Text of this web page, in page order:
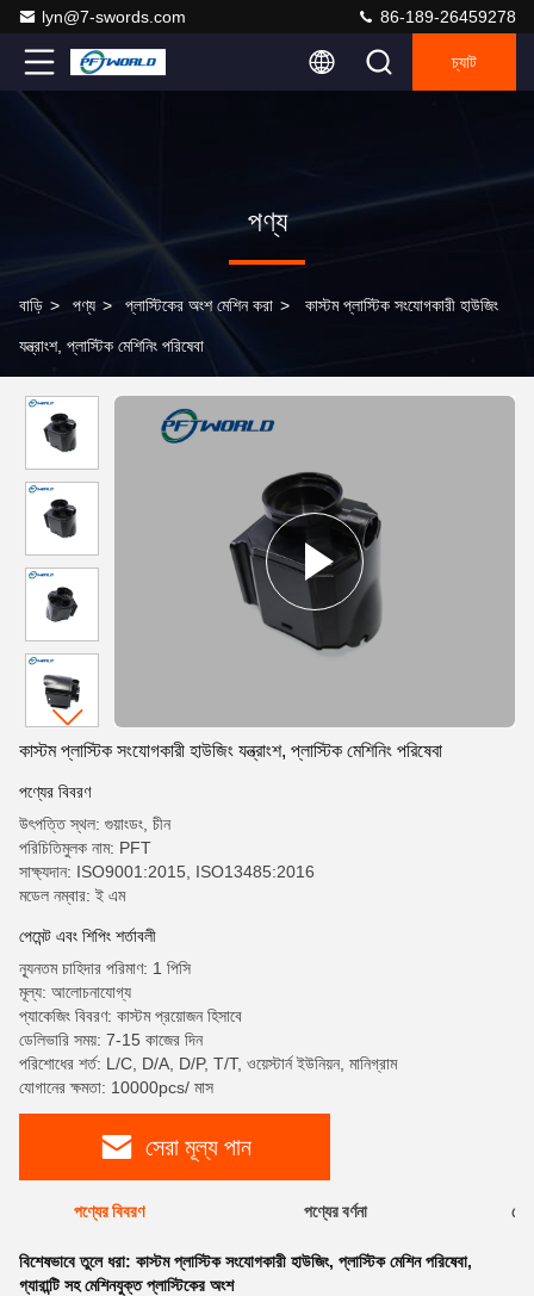
lyn@7-swords.com 86-189-26459278
চ্যাট
পণ্য
বাড়ি > পণ্য > প্লাস্টিকের অংশ মেশিন করা > কাস্টম প্লাস্টিক সংযোগকারী হাউজিং
যন্ত্রাংশ, প্লাস্টিক মেশিনিং পরিষেবা
কাস্টম প্লাস্টিক সংযোগকারী হাউজিং যন্ত্রাংশ, প্লাস্টিক মেশিনিং পরিষেবা
পণ্যের বিবরণ
উৎপত্তি স্থল: গুয়াংডং, চীন
পরিচিতিমুলক নাম: PFT
সাক্ষ্যদান: ISO9001:2015, ISO13485:2016
মডেল নম্বার: ই এম
পেমেন্ট এবং শিপিং শর্তাবলী
ন্যূনতম চাহিদার পরিমাণ: 1 পিসি
মূল্য: আলোচনাযোগ্য
প্যাকেজিং বিবরণ: কাস্টম প্রয়োজন হিসাবে
ডেলিভারি সময়: 7-15 কাজের দিন
পরিশোধের শর্ত: L/C, D/A, D/P, T/T, ওয়েস্টার্ন ইউনিয়ন, মানিগ্রাম
যোগানের ক্ষমতা: 10000pcs/ মাস
সেরা মূল্য পান
পণ্যের বিবরণ পণ্যের বর্ণনা
বিশেষভাবে তুলে ধরা: কাস্টম প্লাস্টিক সংযোগকারী হাউজিং, প্লাস্টিক মেশিন পরিষেবা,
গ্যারান্টি সহ মেশিনযুক্ত প্লাস্টিকের অংশ